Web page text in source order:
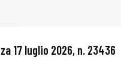
17 luglio 2026, n. 23436